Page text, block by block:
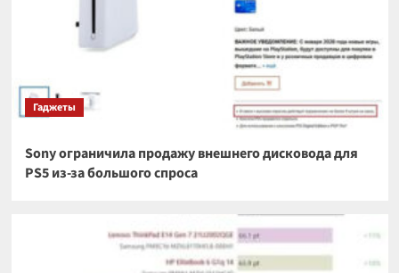
Гаджеты
Sony ограничила продажу внешнего дисковода для
PS5 из-за большого спроса